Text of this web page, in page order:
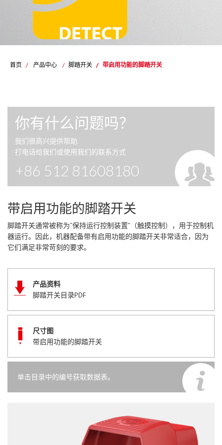
首页 / 产品中心 / 脚踏开关 / 带启用功能的脚踏开关
你有什么问题吗？
我们很高兴提供帮助.
打电话给我们或使用我们的联系方式
+86 512 81608180
带启用功能的脚踏开关
脚踏开关通常被称为“保持运行控制装置”（触摸控制），用于控制机
器运行。因此，机器配备带有启用功能的脚踏开关非常适合，因为
它们满足非常苛刻的要求。
产品资料
脚踏开关目录PDF
尺寸图
带启用功能的脚踏开关
单击目录中的编号获取数据表。